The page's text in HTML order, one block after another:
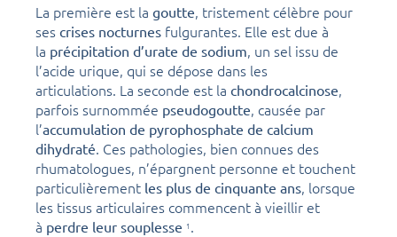
La première est la goutte, tristement célèbre pour
ses crises nocturnes fulgurantes. Elle est due à
la précipitation d’urate de sodium, un sel issu de
l’acide urique, qui se dépose dans les
articulations. La seconde est la chondrocalcinose,
parfois surnommée pseudogoutte, causée par
l’accumulation de pyrophosphate de calcium
dihydraté. Ces pathologies, bien connues des
rhumatologues, n’épargnent personne et touchent
particulièrement les plus de cinquante ans, lorsque
les tissus articulaires commencent à vieillir et
à perdre leur souplesse 1 .